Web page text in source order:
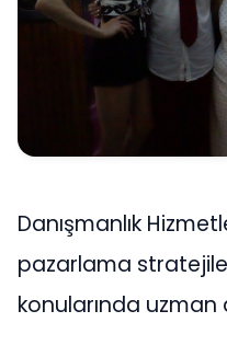
Danışmanlık
pazarlama
konularında uzman